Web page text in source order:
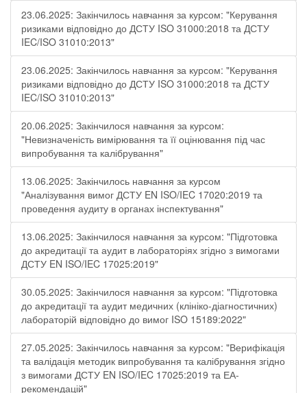
23.06.2025: Закінчилось навчання за курсом: "Керування
ризиками відповідно до ДСТУ ISO 31000:2018 та ДСТУ
IEC/ISO 31010:2013"
23.06.2025: Закінчилось навчання за курсом: "Керування
ризиками відповідно до ДСТУ ISO 31000:2018 та ДСТУ
IEC/ISO 31010:2013"
20.06.2025: Закінчилося навчання за курсом:
"Невизначеність вимірювання та її оцінювання під час
випробування та калібрування"
13.06.2025: Закінчилось навчання за курсом
"Аналізування вимог ДСТУ EN ISO/IEC 17020:2019 та
проведення аудиту в органах інспектування"
13.06.2025: Закінчилося навчання за курсом: "Підготовка
до акредитації та аудит в лабораторіях згідно з вимогами
ДСТУ EN ISO/IEC 17025:2019"
30.05.2025: Закінчилося навчання за курсом: "Підготовка
до акредитації та аудит медичних (клініко-діагностичних)
лабораторій відповідно до вимог ISO 15189:2022"
27.05.2025: Закінчилось навчання за курсом: "Верифікація
та валідація методик випробування та калібрування згідно
з вимогами ДСТУ EN ISO/IEC 17025:2019 та ЕА-
рекомендацій"